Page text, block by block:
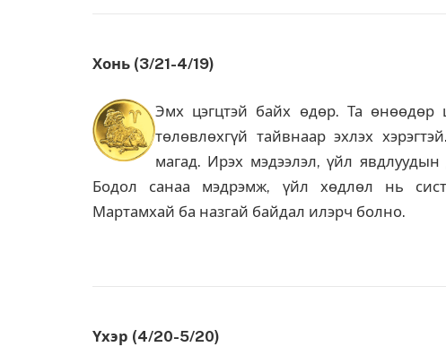
Хонь (3/21-4/19)
Эмх цэгцтэй байх өдөр. Та
төлөвлөхгүй тайвнаар эхлэх
магад. Ирэх мэдээлэл, үйл
Бодол санаа мэдрэмж, үйл хөдлөл нь
Мартамхай ба назгай байдал илэрч болно.
Үхэр (4/20-5/20)